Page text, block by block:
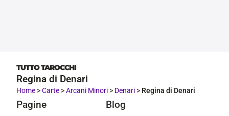
TUTTO TAROCCHI
Regina di Denari
Home >Carte >Arcani Minori > Denari > Regina di Denari
Pagine Blog